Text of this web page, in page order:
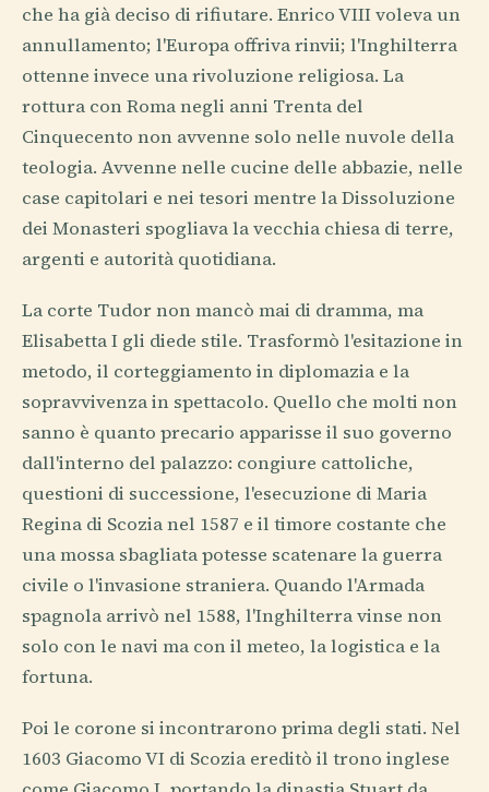
che ha già deciso di rifiutare. Enrico VIII voleva un
annullamento; l'Europa offriva rinvii; l'Inghilterra
ottenne invece una rivoluzione religiosa. La
rottura con Roma negli anni Trenta del
Cinquecento non avvenne solo nelle nuvole della
teologia. Avvenne nelle cucine delle abbazie, nelle
case capitolari e nei tesori mentre la Dissoluzione
dei Monasteri spogliava la vecchia chiesa di terre,
argenti e autorità quotidiana.
La corte Tudor non mancò mai di dramma, ma
Elisabetta I gli diede stile. Trasformò l'esitazione in
metodo, il corteggiamento in diplomazia e la
sopravvivenza in spettacolo. Quello che molti non
sanno è quanto precario apparisse il suo governo
dall'interno del palazzo: congiure cattoliche,
questioni di successione, l'esecuzione di Maria
Regina di Scozia nel 1587 e il timore costante che
una mossa sbagliata potesse scatenare la guerra
civile o l'invasione straniera. Quando l'Armada
spagnola arrivò nel 1588, l'Inghilterra vinse non
solo con le navi ma con il meteo, la logistica e la
fortuna.
Poi le corone si incontrarono prima degli stati. Nel
1603 Giacomo VI di Scozia ereditò il trono inglese